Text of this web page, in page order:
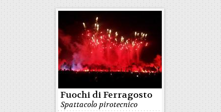
Fuochi di Ferragosto
Spattacolo pirotecnico